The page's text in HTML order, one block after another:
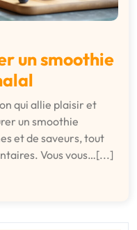
un smoothie
qui allie plaisir et
un smoothie
et de saveurs, tout
Vous vous…[...]